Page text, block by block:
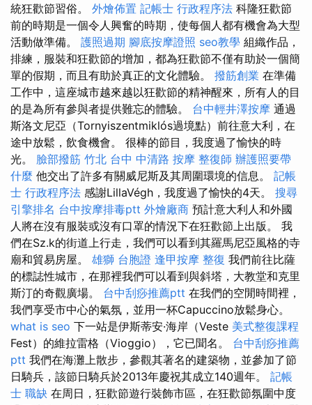
統狂歡節習俗。 外燴佈置 記帳士 行政程序法 科隆狂歡節
前的時期是一個令人興奮的時期，使每個人都有機會為大型
活動做準備。 護照過期 腳底按摩證照 seo教學 組織作品，
排練，服裝和狂歡節的增加，都為狂歡節不僅有助於一個簡
單的假期，而且有助於真正的文化體驗。 撥筋創業 在準備
工作中，這座城市越來越以狂歡節的精神醒來，所有人的目
的是為所有參與者提供難忘的體驗。 台中輕井澤按摩 通過
斯洛文尼亞（Tornyiszentmiklós過境點）前往意大利，在
途中放鬆，飲食機會。 很棒的節目，我度過了愉快的時
光。 臉部撥筋 竹北 台中 中清路 按摩 整復師 辦護照要帶
什麼 他交出了許多有關威尼斯及其周圍環境的信息。 記帳
士 行政程序法 感謝LillaVégh，我度過了愉快的4天。 搜尋
引擎排名 台中按摩排毒ptt 外燴廠商 預計意大利人和外國
人將在沒有服裝或沒有口罩的情況下在狂歡節上出版。 我
們在Sz.k的街道上行走，我們可以看到其羅馬尼亞風格的寺
廟和貿易房屋。 雄獅 台胞證 逢甲按摩 整復 我們前往比薩
的標誌性城市，在那裡我們可以看到與斜塔，大教堂和克里
斯汀的奇觀廣場。 台中刮痧推薦ptt 在我們的空閒時間裡，
我們享受市中心的氣氛，並用一杯Capuccino放鬆身心。
what is seo 下一站是伊斯蒂安·海岸（Veste 美式整復課程
Fest）的維拉雷格（Vioggio），它已聞名。 台中刮痧推薦
ptt 我們在海灘上散步，參觀其著名的建築物，並參加了節
日騎兵，該節日騎兵於2013年慶祝其成立140週年。 記帳
士 職缺 在周日，狂歡節遊行裝飾市區，在狂歡節氛圍中度